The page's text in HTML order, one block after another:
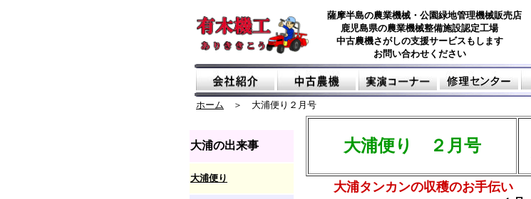
薩摩半島の農業機械・公園緑地管理機械販売店
鹿児島県の農業機械整備施設認定工場
中古農機さがしの支援サービスもします
お問い合わせください
ホーム ＞ 大浦便り２月号
大浦の出来事
大浦便り
大浦便り ２月号
大浦タンカンの収穫のお手伝い